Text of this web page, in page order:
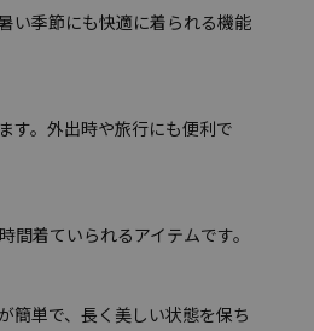
い季節にも快適に着られる機能
す。外出時や旅行にも便利で
着ていられるアイテムです。
簡単で、長く美しい状態を保ち